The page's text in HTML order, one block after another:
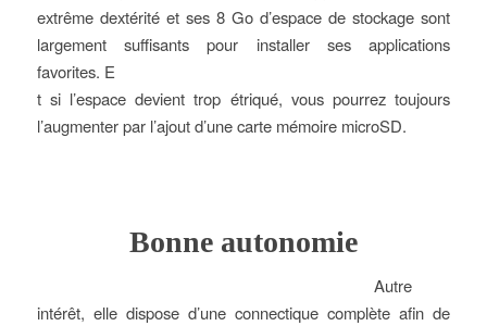
extrême dextérité et ses 8 Go d’espace de stockage sont
largement suffisants pour installer ses applications
favorites. E
t si l’espace devient trop étriqué, vous pourrez toujours
l’augmenter par l’ajout d’une carte mémoire microSD.
Bonne autonomie
Autre
intérêt, elle dispose d’une connectique complète afin de